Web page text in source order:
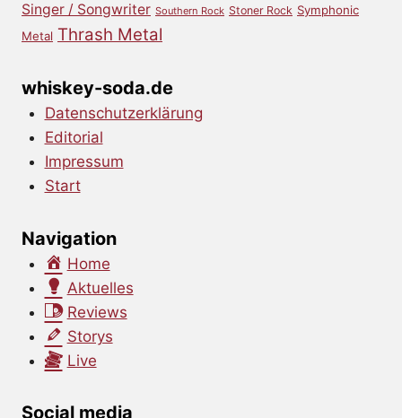
Singer / Songwriter Southern Rock Stoner Rock Symphonic
Metal Thrash Metal
whiskey-soda.de
Datenschutzerklärung
Editorial
Impressum
Start
Navigation
Home
Aktuelles
Reviews
Storys
Live
Social media